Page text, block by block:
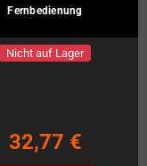
Fernbedienung
Nicht auf Lager
32,77 €